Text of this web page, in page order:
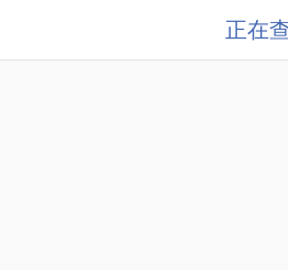
正在